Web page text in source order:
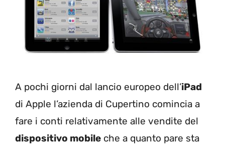
A pochi giorni dal lancio europeo dell’iPad
di Apple l’azienda di Cupertino comincia a
fare i conti relativamente alle vendite del
dispositivo mobile che a quanto pare sta